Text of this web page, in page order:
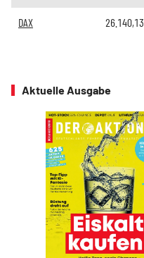
DAX 26.140,13
Aktuelle Ausgabe